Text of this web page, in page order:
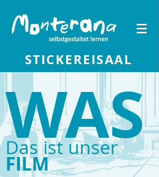
STICKEREISAAL
WAS
Das ist unser
FILM